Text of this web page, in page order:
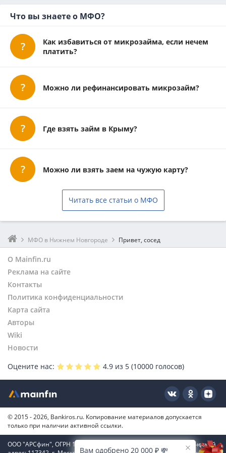
Что вы знаете о МФО?
Как избавиться от микрозайма, если нечем
платить?
Можно ли рефинансировать микрозайм?
Где взять займ в Крыму?
Можно ли взять заем на чужую карту?
Читать все статьи о МФО
МФО в Нижнем Новгороде Привет, сосед
О Mainfin.ru
Реклама на сайте
Контакты
Политика конфиденциальности
Карта сайта
Авторы
Wiki
Новости
Оцените нас:
4.9 из 5 (10000 голосов)
© 2015 - 2026, Bankiros.ru. Копирование материалов допускается
только при наличии активной ссылки.
ООО "АРСфин", ОГРН 1187746346556, ИНН 7722445717, юридический
Вам одобрено 20 000 ₽ 💸